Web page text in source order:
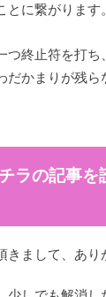
に繋がります。
つ終止符を打ち
だかまりが残
ラの記事
きまして、あり